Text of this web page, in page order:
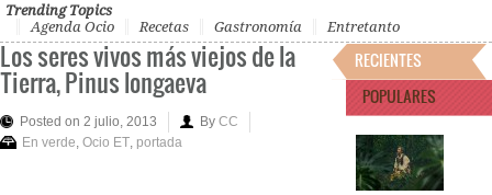
Trending Topics
Agenda Ocio
Recetas Gastronomía Entretanto
Los seres vivos más viejos de la
Tierra, Pinus longaeva
Posted on 2 julio, 2013 By CC
En verde Ocio ET portada
RECIENTES
POPULARES